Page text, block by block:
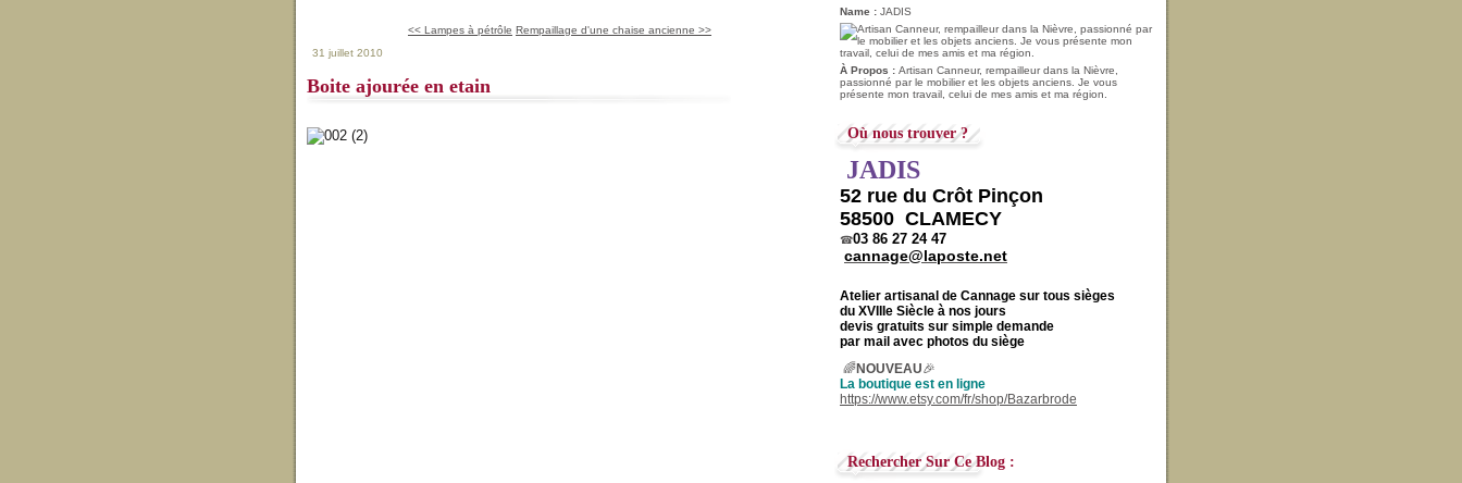
<< Lampes à pétrôle Rempaillage d'une chaise ancienne >>
31 juillet 2010
Boite ajourée en etain
Name : JADIS
À Propos : Artisan Canneur, rempailleur dans la Nièvre,
passionné par le mobilier et les objets anciens. Je vous
présente mon travail, celui de mes amis et ma région.
Où nous trouver ?
JADIS
52 rue du Crôt Pinçon
58500 CLAMECY
☎03 86 27 24 47
cannage@laposte.net
Atelier artisanal de Cannage sur tous sièges
du XVIIIe Siècle à nos jours
devis gratuits sur simple demande
par mail avec photos du siège
🌈NOUVEAU🎉
La boutique est en ligne
https://www.etsy.com/fr/shop/Bazarbrode
Rechercher Sur Ce Blog :